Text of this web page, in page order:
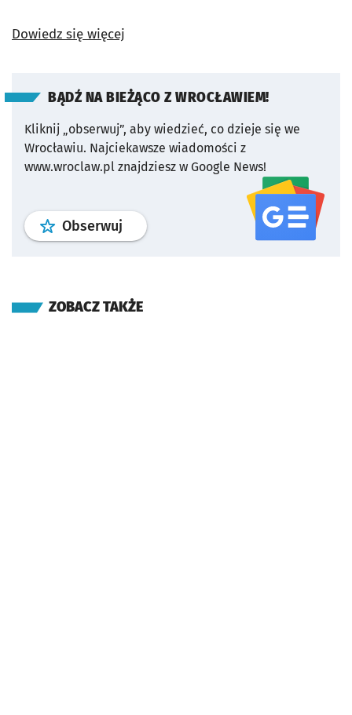
Dowiedz się więcej
BĄDŹ NA BIEŻĄCO Z WROCŁAWIEM!
Kliknij „obserwuj”, aby wiedzieć, co dzieje się we
Wrocławiu. Najciekawsze wiadomości z
www.wroclaw.pl znajdziesz w Google News!
Obserwuj profil serwisu
ZOBACZ TAKŻE